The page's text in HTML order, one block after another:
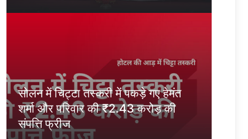
सोलन में चिट्टा तस्करी में पकड़े गए हेमंत
शर्मा और परिवार की ₹2.43 करोड़ की
संपत्ति फ्रीज